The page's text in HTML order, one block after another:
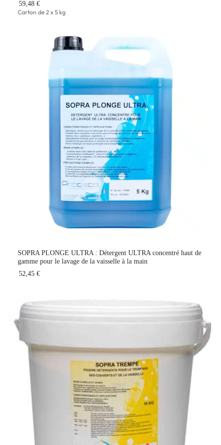
59,48 €
Carton de 2 x 5 kg
SOPRA PLONGE ULTRA : Détergent ULTRA concentré haut de
gamme pour le lavage de la vaisselle à la main
52,45 €